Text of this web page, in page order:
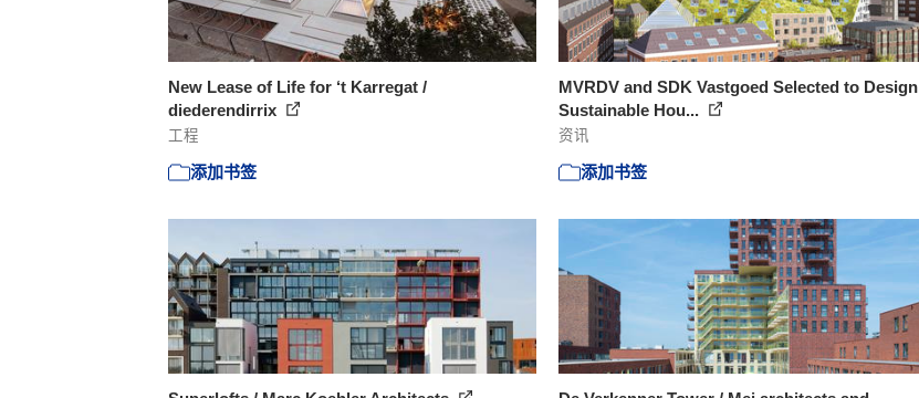
New Lease of Life for ‘t Karregat /
diederendirrix
工程
添加书签
MVRDV and SDK Vastgoed Selected to Design
Sustainable Hou...
资讯
添加书签